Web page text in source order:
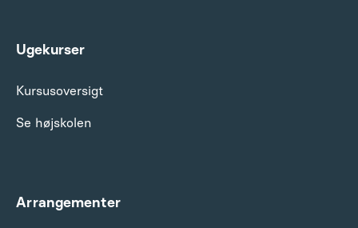
Ugekurser
Kursusoversigt
Se højskolen
Arrangementer